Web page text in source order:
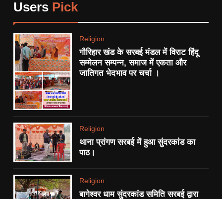
Users Pick
Religion
गौरिहार खंड के सरबई मंडल में विराट हिंदू
सम्मेलन सम्पन्न, समाज में एकता और
जातिगत भेदभाव पर चर्चा ।
Religion
थाना प्रांगण सरबई में हुआ सुंदरकांड का
पाठ।
Religion
बागेश्वर धाम सुंदरकांड समिति सरबई द्वारा
बसाने की योजना।
POLITICS
8
1
प्रदर्शन:
STATE